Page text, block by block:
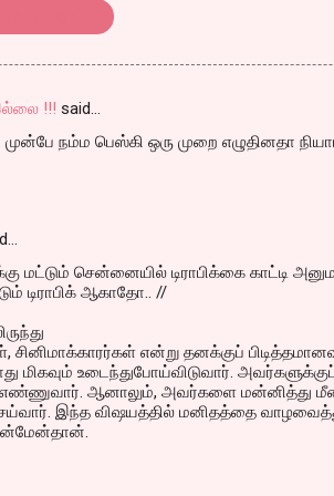
!!! said…
நம்ம பெஸ்கி ஒரு முறை எழுதினதா
மட்டும் சென்னையில் டிராபிக்கை காட்டி
டிராபிக் ஆகாதோ.. //
சினிமாக்காரர்கள் என்று தனக்குப்
மிகவும் உடைந்துபோய்விடுவார்.
ஆனாலும், அவர்களை மன்னித்து
செய்வார். இந்த விஷயத்தில் மனிதத்தை